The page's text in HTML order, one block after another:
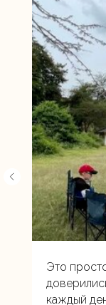
Это
каждый